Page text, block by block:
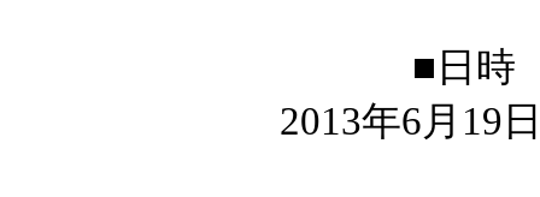
■日時
2013年6月19